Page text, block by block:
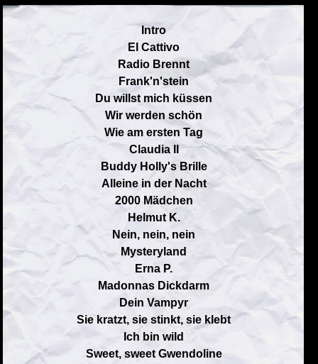
Intro
El Cattivo
Radio Brennt
Frank'n'stein
Du willst mich küssen
Wir werden schön
Wie am ersten Tag
Claudia II
Buddy Holly's Brille
Alleine in der Nacht
2000 Mädchen
Helmut K.
Nein, nein, nein
Mysteryland
Erna P.
Madonnas Dickdarm
Dein Vampyr
Sie kratzt, sie stinkt, sie klebt
Ich bin wild
Sweet, sweet Gwendoline